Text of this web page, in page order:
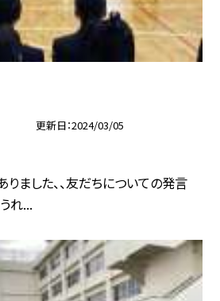
更新日 2024/03/05
ました、、友だちについての発言
れ...